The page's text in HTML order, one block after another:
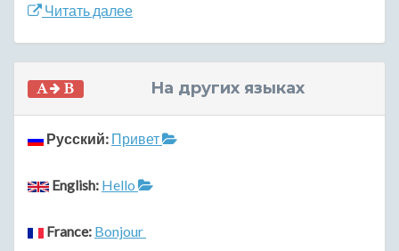
Читать далее
На других языках
Русский: Привет
English: Hello
France: Bonjour